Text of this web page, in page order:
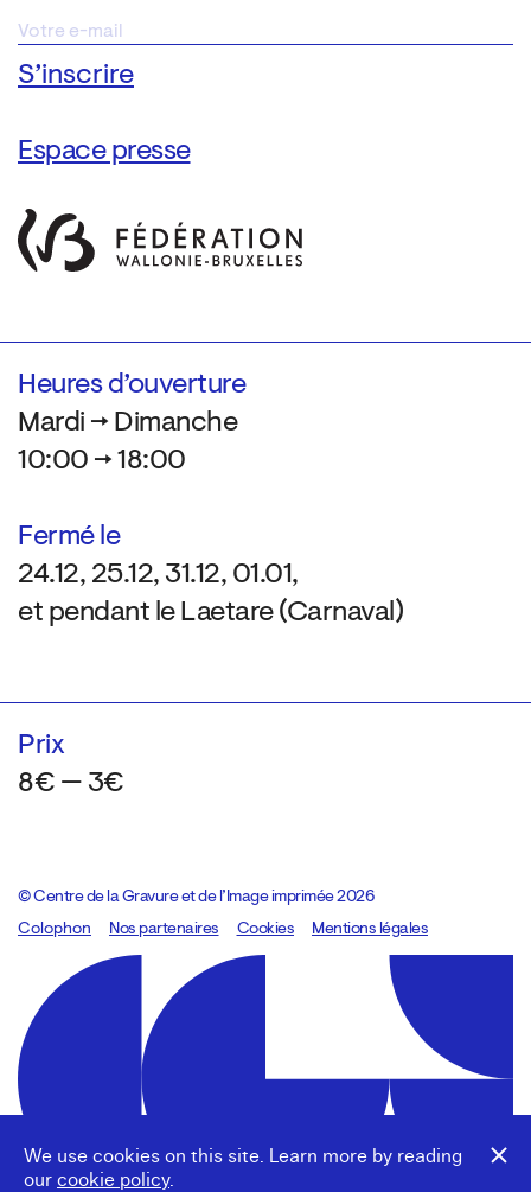
We use cookies on this site. Learn more by reading
our cookie policy.
Espace presse
Heures d’ouverture
Mardi → Dimanche
10:00 → 18:00
Fermé le
24.12, 25.12, 31.12, 01.01,
et pendant le Laetare (Carnaval)
Prix
8€ — 3€
© Centre de la Gravure et de l’Image imprimée 2026
Colophon
Design:Marcel Kaczmarek, code:8080.studio
Nos partenaires Cookies Mentions légales